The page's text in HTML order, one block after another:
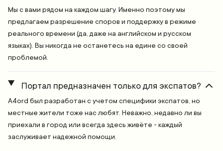
Мы с вами рядом на каждом шагу. Именно поэтому мы
предлагаем разрешение споров и поддержку в режиме
реального времени (да, даже на английском и русском
языках). Вы никогда не останетесь на едине со своей
проблемой.
Портал предназначен только для экспатов?
A4ord был разработан с учетом специфики экспатов, но
местные жители тоже нас любят. Неважно, недавно ли вы
приехали в город или всегда здесь живёте - каждый
заслуживает надежной помощи.